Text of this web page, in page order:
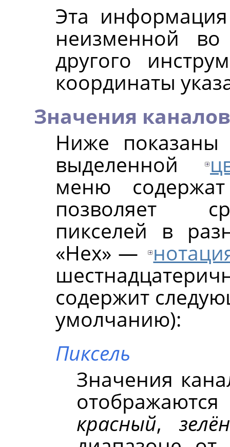
Эта
неизменной во
другого
координаты
Значения каналов
Ниже показаны
выделенной
меню
позволяет
пикселей в
«Hex» —
содержит
умолчанию):
Пиксель
Значения
красный,